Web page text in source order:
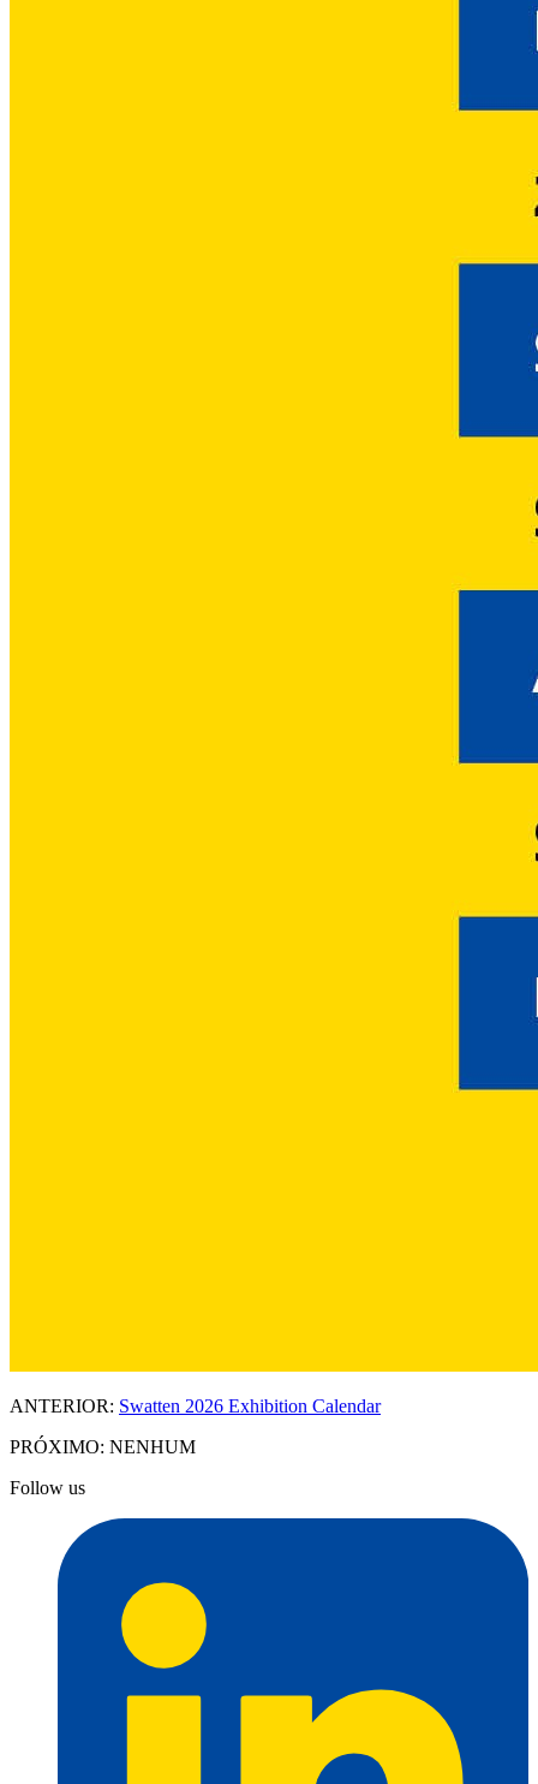
ANTERIOR: Swatten 2026 Exhibition Calendar
PRÓXIMO: NENHUM
Follow us